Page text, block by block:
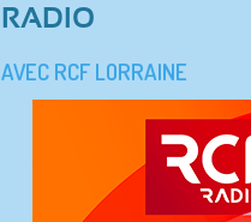
RADIO
AVEC RCF LORRAINE